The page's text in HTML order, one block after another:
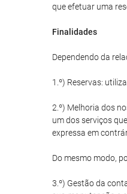
que efetuar uma
Finalidades
Dependendo da
1.º) Reservas:
2.º) Melhoria dos
um dos serviços
expressa em
Do mesmo modo,
3.º) Gestão da